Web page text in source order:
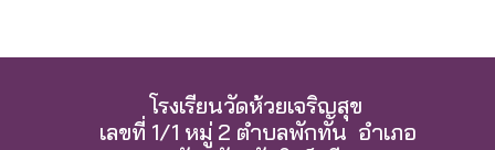
โรงเรียนวัดห้วยเจริญสุข
เลขที่ 1/1 หมู่ 2 ตำบลพักทัน อำเภอ